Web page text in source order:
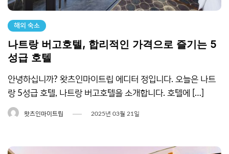
해외 숙소
나트랑 버고호텔, 합리적인 가격으로 즐기는 5
성급 호텔
안녕하십니까? 왓츠인마이트립 에디터 정입니다. 오늘은 나트
랑 5성급 호텔, 나트랑 버고호텔을 소개합니다. 호텔에 […]
왓츠인마이트립 2025년 03월 21일